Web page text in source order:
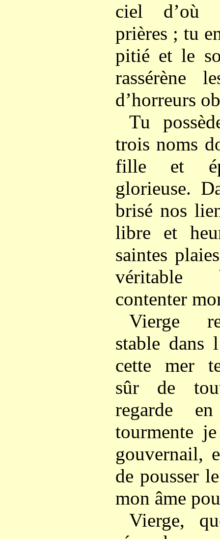
ciel d’où
prières ; tu
pitié et le
rassérène
d’horreurs
Tu
trois noms
fille et
glorieuse.
brisé nos
libre et
saintes
véritable
contenter
Vierge
stable dans
cette mer
sûr de
regarde
tourmente
gouvernail,
de pousser
mon âme
Vierge,